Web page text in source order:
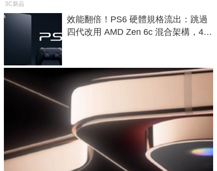
3C新品
效能翻倍！PS6 硬體規格流出：跳過
四代改用 AMD Zen 6c 混合架構，4K